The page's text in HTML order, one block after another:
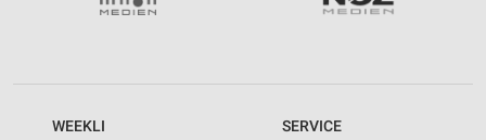
WEEKLI SERVICE